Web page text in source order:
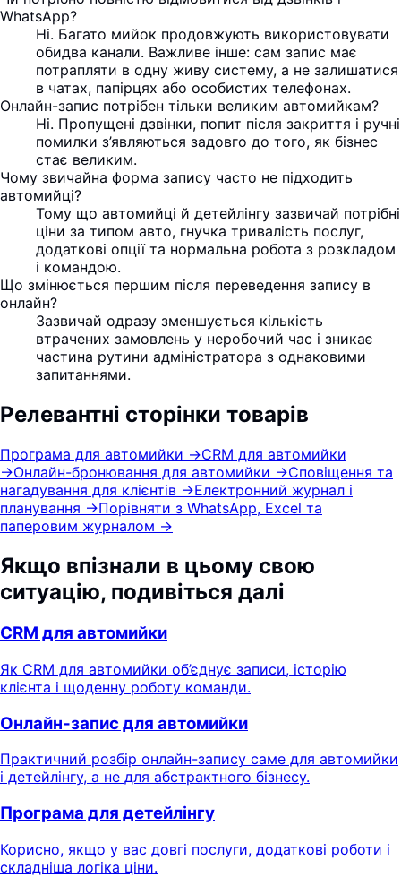
WhatsApp?
Ні. Багато мийок продовжують використовувати
обидва канали. Важливе інше: сам запис має
потрапляти в одну живу систему, а не залишатися
в чатах, папірцях або особистих телефонах.
Онлайн-запис потрібен тільки великим автомийкам?
Ні. Пропущені дзвінки, попит після закриття і ручні
помилки з’являються задовго до того, як бізнес
стає великим.
Чому звичайна форма запису часто не підходить
автомийці?
Тому що автомийці й детейлінгу зазвичай потрібні
ціни за типом авто, гнучка тривалість послуг,
додаткові опції та нормальна робота з розкладом
і командою.
Що змінюється першим після переведення запису в
онлайн?
Зазвичай одразу зменшується кількість
втрачених замовлень у неробочий час і зникає
частина рутини адміністратора з однаковими
запитаннями.
Релевантні сторінки товарів
Програма для автомийки →CRM для автомийки
→Онлайн-бронювання для автомийки →Сповіщення та
нагадування для клієнтів →Електронний журнал і
планування →Порівняти з WhatsApp, Excel та
паперовим журналом →
Якщо впізнали в цьому свою
ситуацію, подивіться далі
CRM для автомийки
Як CRM для автомийки об’єднує записи, історію
клієнта і щоденну роботу команди.
Онлайн-запис для автомийки
Практичний розбір онлайн-запису саме для автомийки
і детейлінгу, а не для абстрактного бізнесу.
Програма для детейлінгу
Корисно, якщо у вас довгі послуги, додаткові роботи і
складніша логіка ціни.